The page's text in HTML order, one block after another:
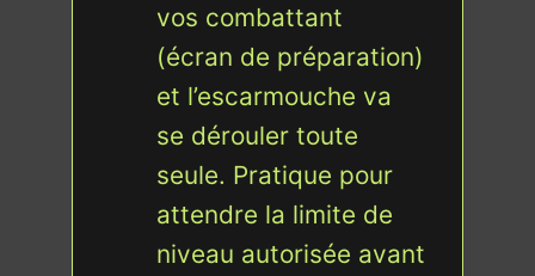
vos combattant
(écran de préparation)
et l’escarmouche va
se dérouler toute
seule. Pratique pour
attendre la limite de
niveau autorisée avant